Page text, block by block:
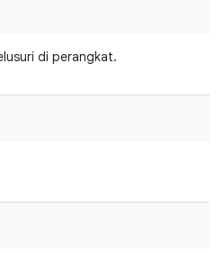
di perangkat.